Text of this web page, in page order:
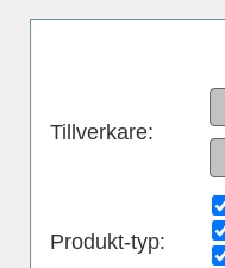
Tillverkare:
Produkt-typ: